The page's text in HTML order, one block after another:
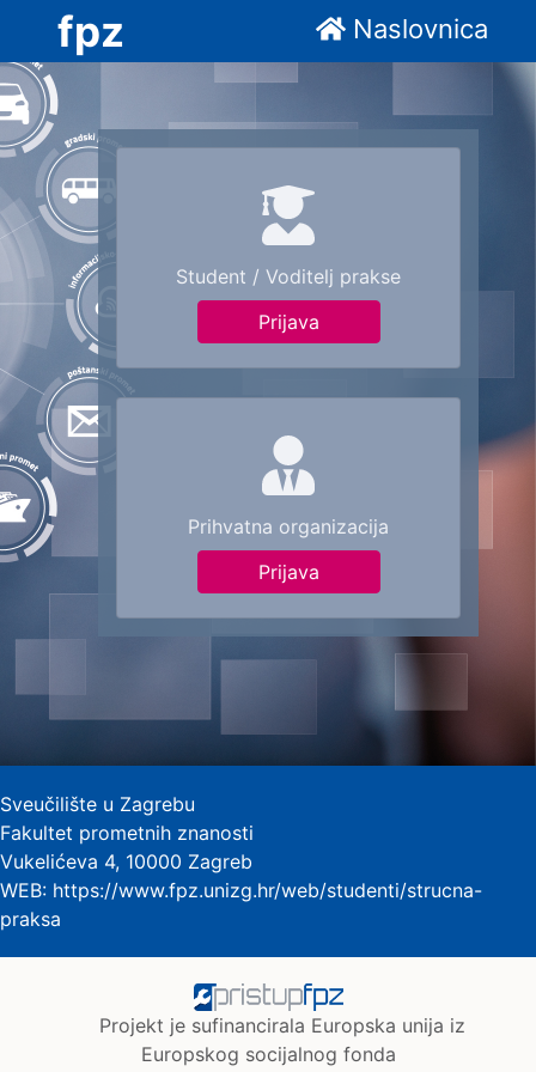
fpz Naslovnica
Student / Voditelj prakse
Prijava
Prihvatna organizacija
Prijava
Sveučilište u Zagrebu
Fakultet prometnih znanosti
Vukelićeva 4, 10000 Zagreb
WEB: https://www.fpz.unizg.hr/web/studenti/strucna-
praksa
Projekt je sufinancirala Europska unija iz
Europskog socijalnog fonda